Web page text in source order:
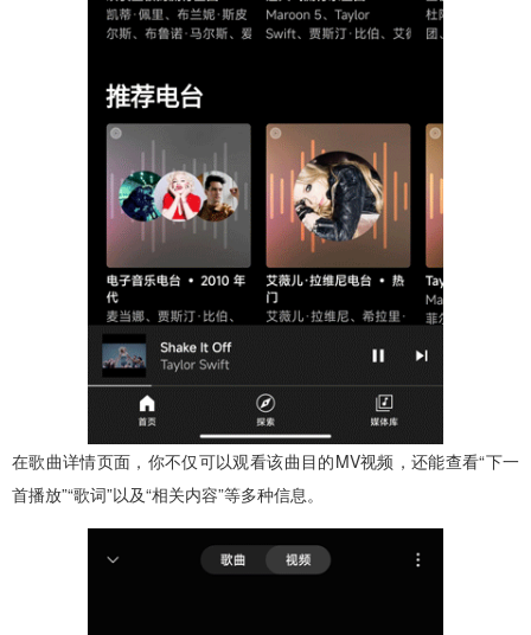
在歌曲详情页面，你不仅可以观看该曲目的MV视频，还能查看“下一
首播放”“歌词”以及“相关内容”等多种信息。